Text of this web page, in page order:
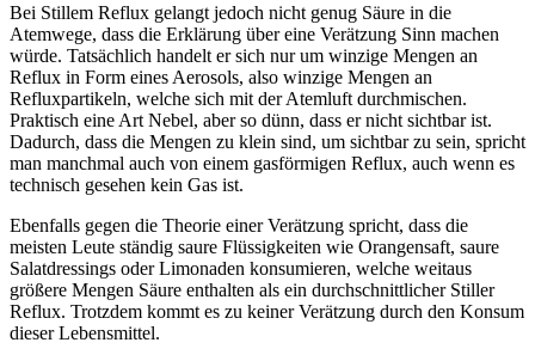
Bei Stillem Reflux gelangt jedoch nicht genug Säure in die
Atemwege, dass die Erklärung über eine Verätzung Sinn machen
würde. Tatsächlich handelt er sich nur um winzige Mengen an
Reflux in Form eines Aerosols, also winzige Mengen an
Refluxpartikeln, welche sich mit der Atemluft durchmischen.
Praktisch eine Art Nebel, aber so dünn, dass er nicht sichtbar ist.
Dadurch, dass die Mengen zu klein sind, um sichtbar zu sein, spricht
man manchmal auch von einem gasförmigen Reflux, auch wenn es
technisch gesehen kein Gas ist.
Ebenfalls gegen die Theorie einer Verätzung spricht, dass die
meisten Leute ständig saure Flüssigkeiten wie Orangensaft, saure
Salatdressings oder Limonaden konsumieren, welche weitaus
größere Mengen Säure enthalten als ein durchschnittlicher Stiller
Reflux. Trotzdem kommt es zu keiner Verätzung durch den Konsum
dieser Lebensmittel.